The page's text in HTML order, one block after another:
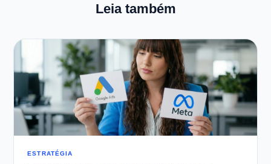
Leia também
ESTRATÉGIA